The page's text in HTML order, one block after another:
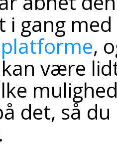
i gang
,
være
det, så